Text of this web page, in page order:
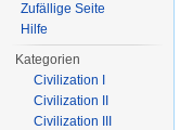
Zufällige Seite
Hilfe
Kategorien
Civilization I
Civilization II
Civilization III